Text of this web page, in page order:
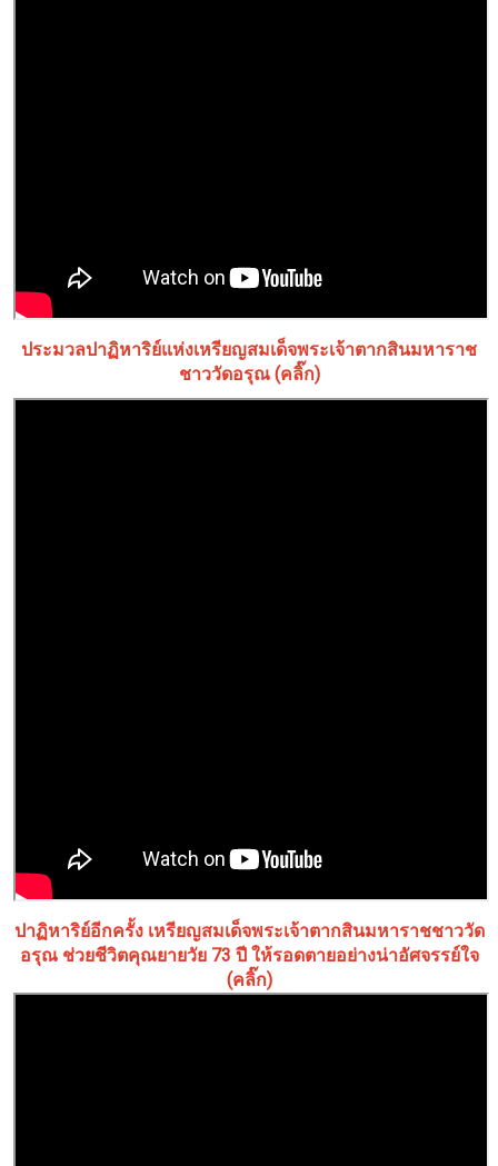
ประมวลปาฏิหาริย์แห่งเหรียญสมเด็จพระเจ้าตากสินมหาราช
ชาววัดอรุณ (คลิ๊ก)
ปาฏิหาริย์อีกครั้ง เหรียญสมเด็จพระเจ้าตากสินมหาราชชาววัด
อรุณ ช่วยชีวิตคุณยายวัย 73 ปี ให้รอดตายอย่างน่าอัศจรรย์ใจ
(คลิ๊ก)